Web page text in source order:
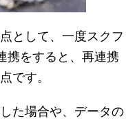
として、一度スクフ
携をすると、再連携
です。
た場合や、データの